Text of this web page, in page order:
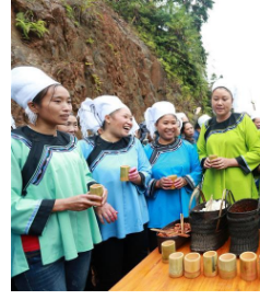
العلوم والصحة
الرياضة
مؤتمر صحفى للخارجية